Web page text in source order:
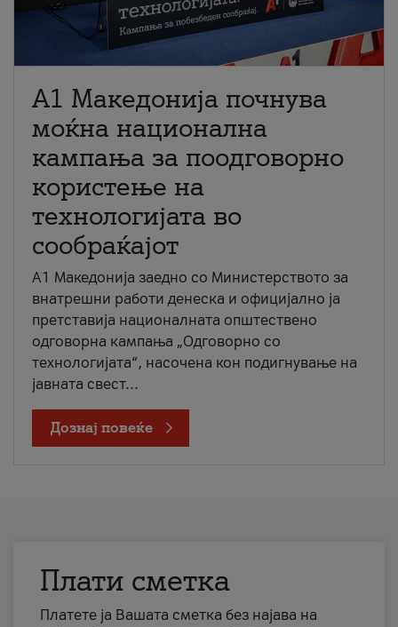
A1 Македонија почнува
моќна национална
кампања за поодговорно
користење на
технологијата во
сообраќајот
A1 Македонија заедно со Министерството за
внатрешни работи денеска и официјално ја
претставија националната општествено
одговорна кампања „Одговорно со
технологијата“, насочена кон подигнување на
јавната свест...
Дознај повеќе
Плати сметка
Платете ја Вашата сметка без најава на